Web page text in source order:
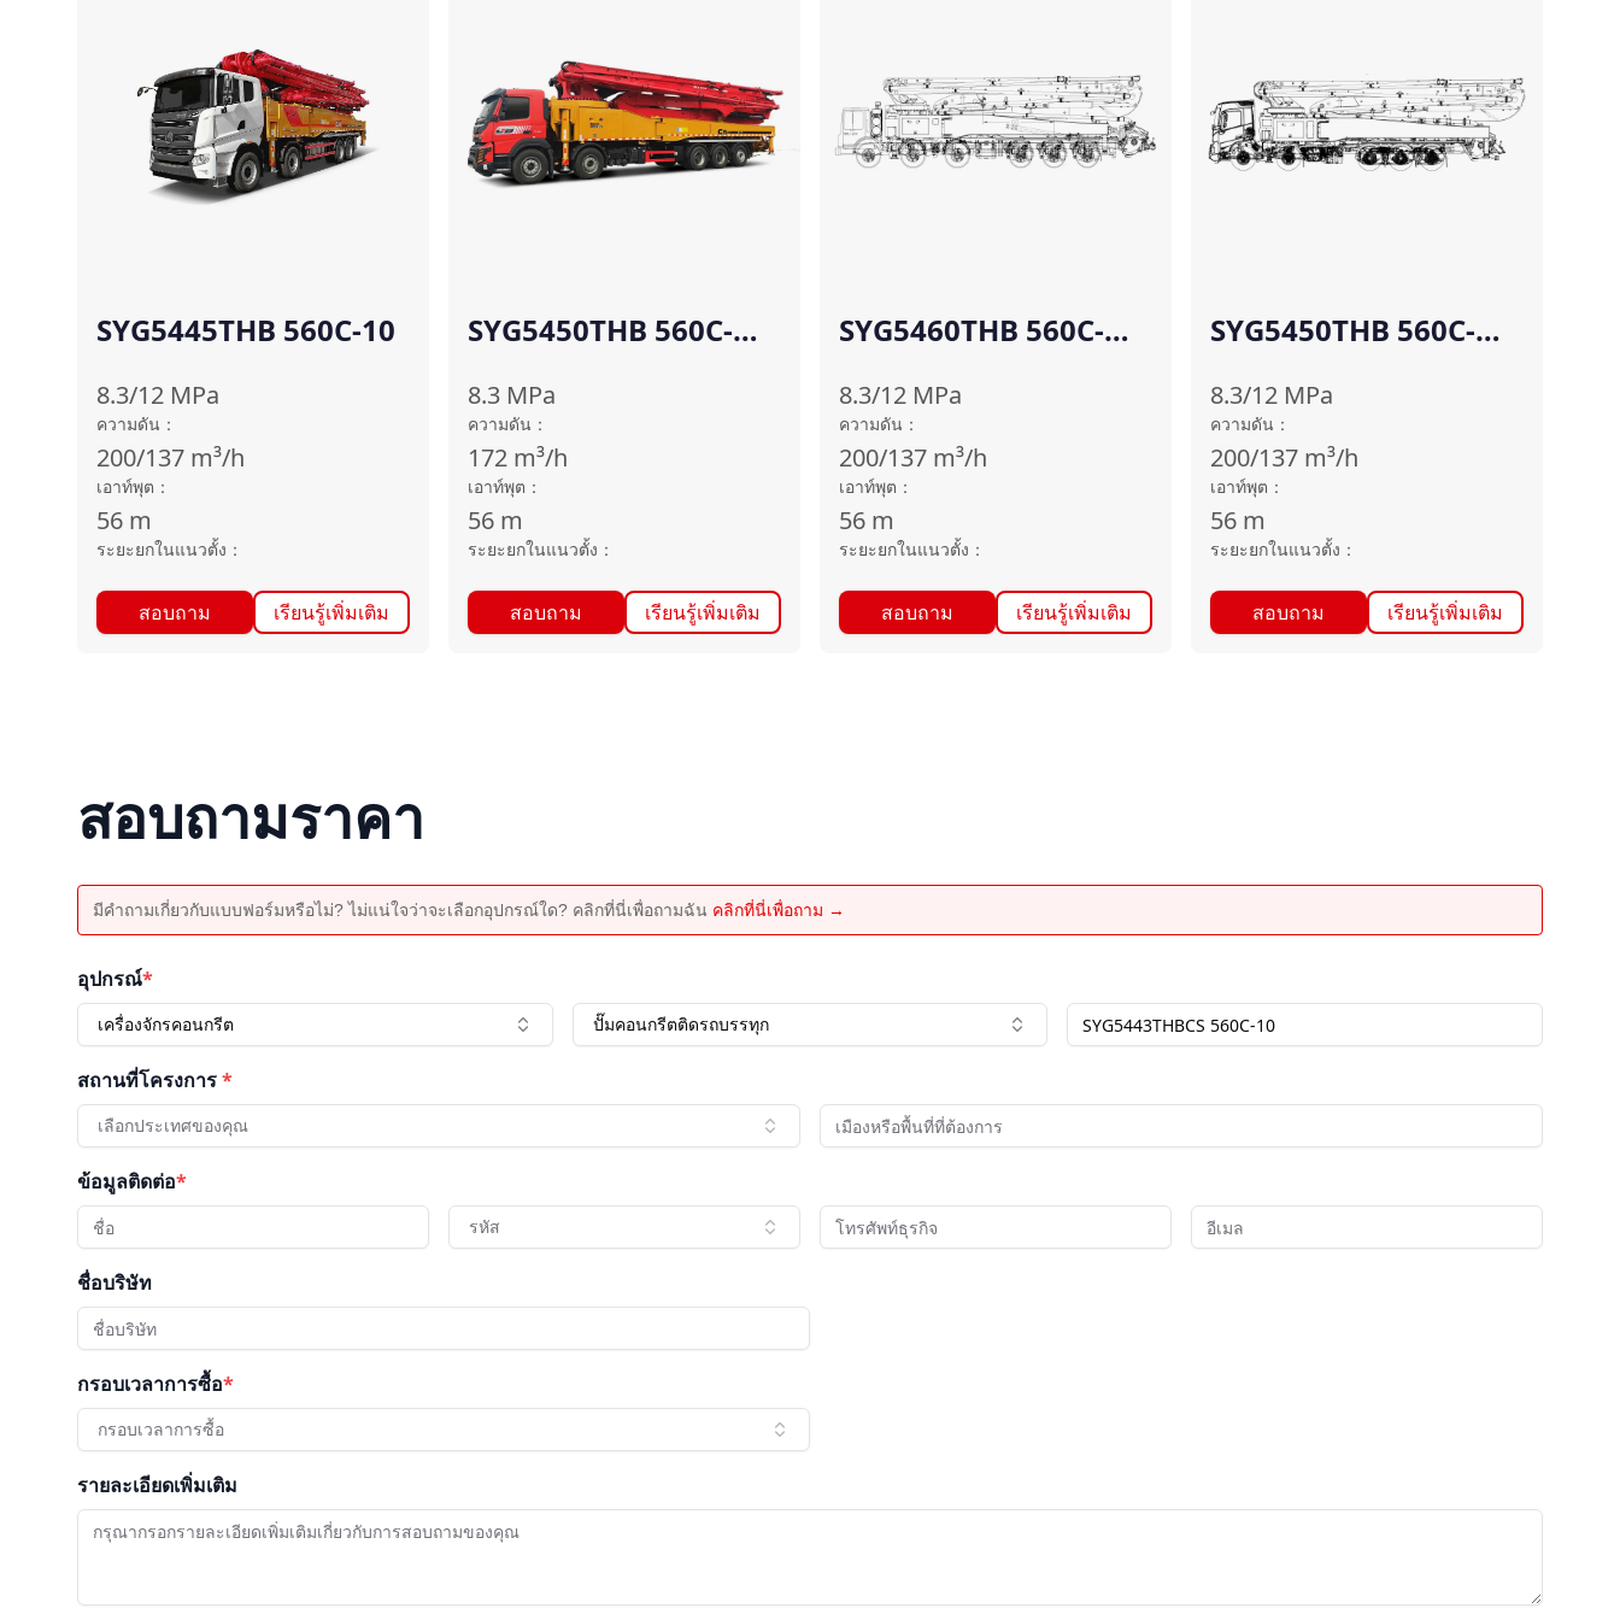
SYG5445THB 560C-10
8.3/12 MPa
ความดัน ：
200/137 m³/h
เอาท์พุต ：
56 m
ระยะยกในแนวตั้ง ：
สอบถาม เรียนรู้เพิ่มเติม
SYG5450THB 560C-
8.3 MPa
ความดัน ：
172 m³/h
เอาท์พุต ：
56 m
ระยะยกในแนวตั้ง ：
สอบถาม เรียนรู้เพิ่มเติม
SYG5460THB 560C-
8.3/12 MPa
ความดัน ：
200/137 m³/h
เอาท์พุต ：
56 m
ระยะยกในแนวตั้ง ：
สอบถาม เรียนรู้เพิ่มเติม
SYG5450THB 560C-
8.3/12 MPa
ความดัน ：
200/137 m³/h
เอาท์พุต ：
56 m
ระยะยกในแนวตั้ง ：
สอบถาม เรียนรู้เพิ่มเติม
สอบถามราคา
มีคำถามเกี่ยวกับแบบฟอร์มหรือไม่? ไม่แน่ใจว่าจะเลือกอุปกรณ์ใด? คลิกที่นี่เพื่อถามฉัน คลิกที่นี่เพื่อถาม →
อุปกรณ์*
เครื่องจักรคอนกรีต ปั๊มคอนกรีตติดรถบรรทุก
สถานที่โครงการ*
เลือกประเทศของคุณ
ข้อมูลติดต่อ*
รหัส
ชื่อบริษัท
กรอบเวลาการซื้อ*
กรอบเวลาการซื้อ
รายละเอียดเพิ่มเติม